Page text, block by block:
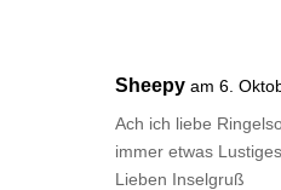
Sheepy am 6.
Ach ich liebe
immer etwas
Lieben Inselgruß